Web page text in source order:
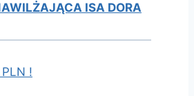
ISA DORA
!